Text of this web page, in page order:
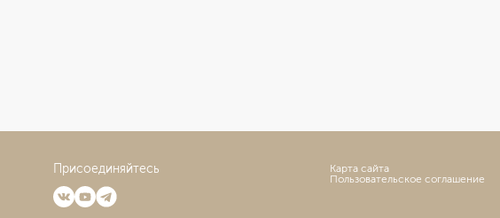
Присоединяйтесь Карта сайта
Пользовательское соглашение